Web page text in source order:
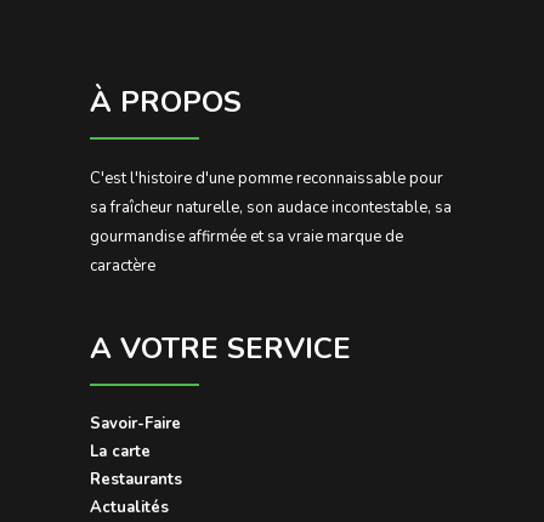
À PROPOS
C'est l'histoire d'une pomme reconnaissable pour
sa fraîcheur naturelle, son audace incontestable, sa
gourmandise affirmée et sa vraie marque de
caractère
A VOTRE SERVICE
Savoir-Faire
La carte
Restaurants
Actualités